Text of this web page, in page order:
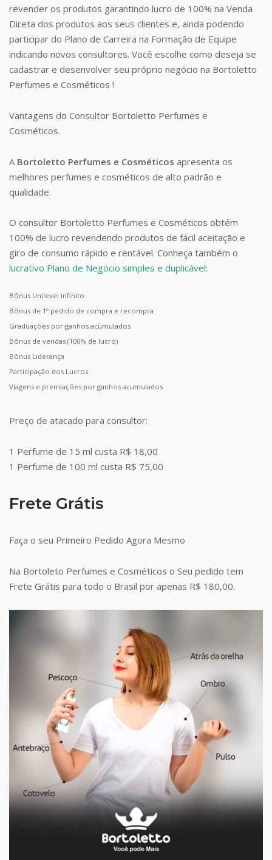
revender os produtos garantindo lucro de 100% na Venda
Direta dos produtos aos seus clientes e, ainda podendo
participar do Plano de Carreira na Formação de Equipe
indicando novos consultores. Você escolhe como deseja se
cadastrar e desenvolver seu próprio negócio na Bortoletto
Perfumes e Cosméticos !
Vantagens do Consultor Bortoletto Perfumes e
Cosméticos.
A Bortoletto Perfumes e Cosméticos apresenta os
melhores perfumes e cosméticos de alto padrão e
qualidade.
O consultor Bortoletto Perfumes e Cosméticos obtém
100% de lucro revendendo produtos de fácil aceitação e
giro de consumo rápido e rentável. Conheça também o
lucrativo Plano de Negócio simples e duplicável:
Bônus Unilevel infinito
Bônus de 1º pedido de compra e recompra
Graduações por ganhos acumulados
Bônus de vendas (100% de lucro)
Bônus Liderança
Participação dos Lucros
Viagens e premiações por ganhos acumulados
Preço de atacado para consultor:
1 Perfume de 15 ml custa R$ 18,00
1 Perfume de 100 ml custa R$ 75,00
Frete Grátis
Faça o seu Primeiro Pedido Agora Mesmo
Na Bortoleto Perfumes e Cosméticos o Seu pedido tem
Frete Grátis para todo o Brasil por apenas R$ 180,00.